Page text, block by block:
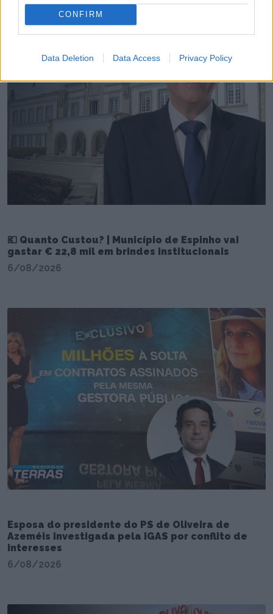
CONFIRM
Data Deletion Data Access Privacy Policy
💶 Quanto Custou? | Município de Espinho vai
gastar € 22,8 mil em brindes institucionais
6/08/2026
Esposa do presidente do PS de Oliveira de
Azeméis investigada pela IGAS por conflito de
interesses
6/08/2026